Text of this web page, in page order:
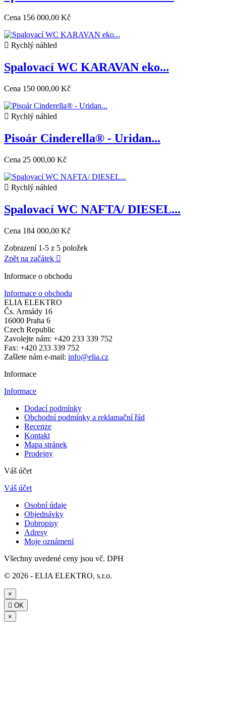
Cena 156 000,00 Kč
 Rychlý náhled
Spalovací WC KARAVAN eko...
Cena 150 000,00 Kč
 Rychlý náhled
Pisoár Cinderella® - Uridan...
Cena 25 000,00 Kč
 Rychlý náhled
Spalovací WC NAFTA/ DIESEL...
Cena 184 000,00 Kč
Zobrazení 1-5 z 5 položek
Zpět na začátek 
Informace o obchodu
Informace o obchodu
ELIA ELEKTRO
Čs. Armády 16
16000 Praha 6
Czech Republic
Zavolejte nám: +420 233 339 752
Fax: +420 233 339 752
Zašlete nám e-mail: info@elia.cz
Informace
Informace
Dodací podmínky
Obchodní podmínky a reklamační řád
Recenze
Kontakt
Mapa stránek
Prodejny
Váš účet
Váš účet
Osobní údaje
Objednávky
Dobropisy
Adresy
Moje oznámení
Všechny uvedené ceny jsou vč. DPH
© 2026 - ELIA ELEKTRO, s.r.o.
×
 OK
×